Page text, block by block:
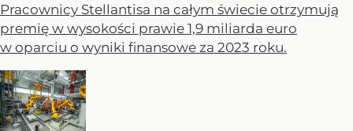
Pracownicy Stellantisa na całym świecie otrzymują
premię w wysokości prawie 1,9 miliarda euro
w oparciu o wyniki finansowe za 2023 roku.